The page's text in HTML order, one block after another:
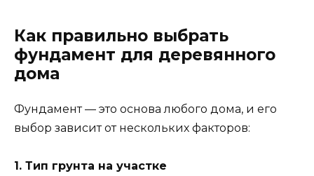
Как правильно выбрать
фундамент для деревянного
дома
Фундамент — это основа любого дома, и его
выбор зависит от нескольких факторов:
1. Тип грунта на участке